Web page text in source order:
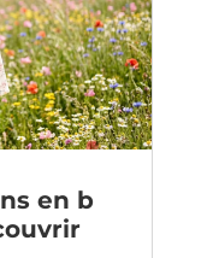
en b